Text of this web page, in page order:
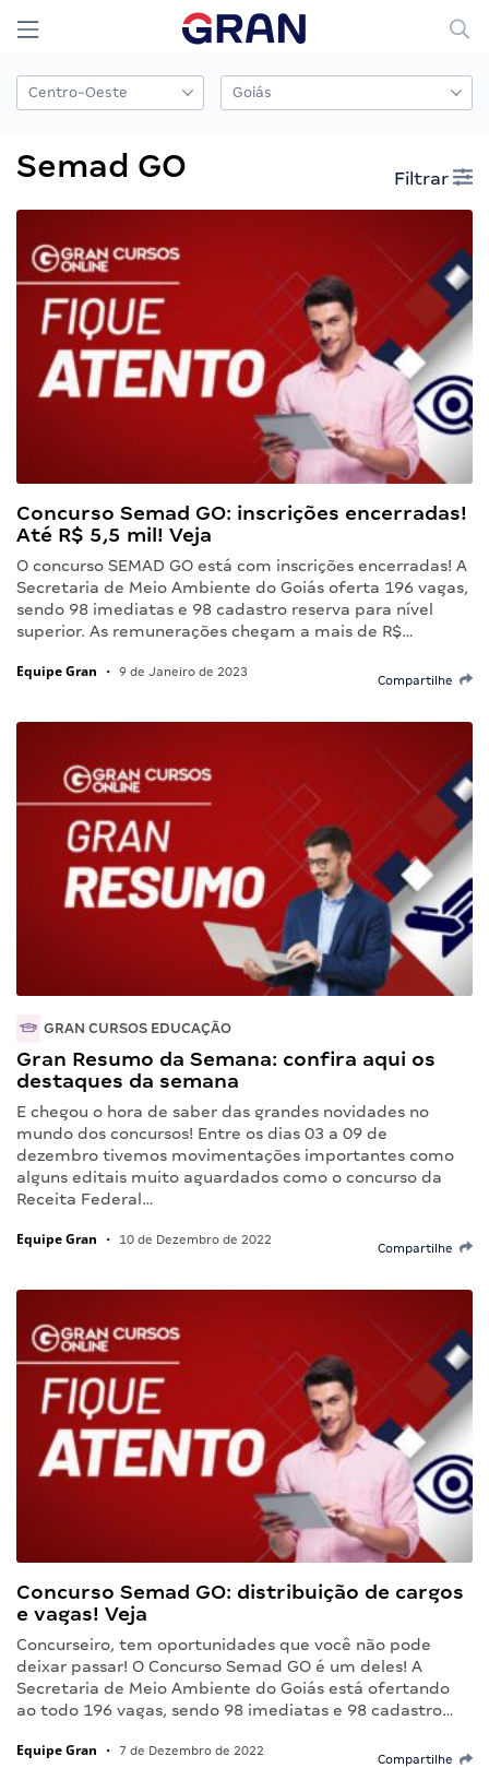
Semad GO Filtrar
Concurso Semad GO: inscrições encerradas!
Até R$ 5,5 mil! Veja
O concurso SEMAD GO está com inscrições encerradas! A
Secretaria de Meio Ambiente do Goiás oferta 196 vagas,
sendo 98 imediatas e 98 cadastro reserva para nível
superior. As remunerações chegam a mais de R$…
Equipe Gran • 9 de Janeiro de 2023
Compartilhe
GRAN CURSOS EDUCAÇÃO
Gran Resumo da Semana: confira aqui os
destaques da semana
E chegou o hora de saber das grandes novidades no
mundo dos concursos! Entre os dias 03 a 09 de
dezembro tivemos movimentações importantes como
alguns editais muito aguardados como o concurso da
Receita Federal…
Equipe Gran • 10 de Dezembro de 2022
Compartilhe
Concurso Semad GO: distribuição de cargos
e vagas! Veja
Concurseiro, tem oportunidades que você não pode
deixar passar! O Concurso Semad GO é um deles! A
Secretaria de Meio Ambiente do Goiás está ofertando
ao todo 196 vagas, sendo 98 imediatas e 98 cadastro…
Equipe Gran • 7 de Dezembro de 2022
Compartilhe